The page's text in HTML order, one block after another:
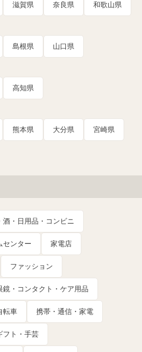
滋賀県 奈良県 和歌山県
島根県 山口県
高知県
熊本県 大分県 宮崎県
酒・日用品・コンビニ
センター 家電店
ファッション
鏡・コンタクト・ケア用品
転車 携帯・通信・家電
フト・手芸